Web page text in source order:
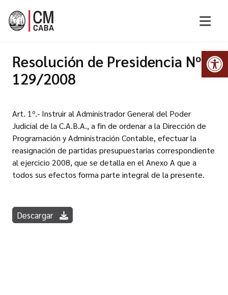
Resolución de Presidencia Nº
129/2008
Art. 1º.- Instruir al Administrador General del Poder
Judicial de la C.A.B.A., a fin de ordenar a la Dirección de
Programación y Administración Contable, efectuar la
reasignación de partidas presupuestarias correspondiente
al ejercicio 2008, que se detalla en el Anexo A que a
todos sus efectos forma parte integral de la presente.
Descargar